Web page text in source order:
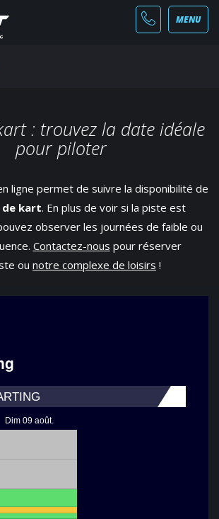
MENU
: trouvez la date idéale
pour piloter
ligne permet de suivre la disponibilité de
kart. En plus de voir si la piste est
observer les journées de faible ou
Contactez-nous pour réserver
ou notre complexe de loisirs !